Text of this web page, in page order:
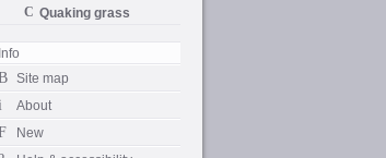
Quaking grass
Info
Site map
About
New